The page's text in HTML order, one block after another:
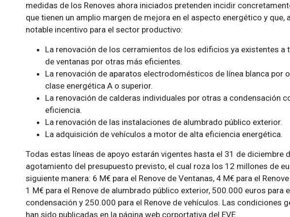
medidas de los Renoves ahora iniciados pretenden incidir
que tienen un amplio margen de mejora en el aspecto energético y que,
notable incentivo para el sector productivo:
La renovación de los cerramientos de los edificios ya existentes a
de ventanas por otras más eficientes.
La renovación de aparatos electrodomésticos de línea blanca por
clase energética A o superior.
La renovación de calderas individuales por otras a condensación
eficiencia.
La renovación de las instalaciones de alumbrado público exterior.
La adquisición de vehículos a motor de alta eficiencia energética.
Todas estas líneas de apoyo estarán vigentes hasta el 31 de diciembre
agotamiento del presupuesto previsto, el cual roza los 12 millones de
siguiente manera: 6 M€ para el Renove de Ventanas, 4 M€ para el
1 M€ para el Renove de alumbrado público exterior, 500.000 euros para
condensación y 250.000 para el Renove de vehículos. Las condiciones
han sido publicadas en la página web corportativa del EVE.